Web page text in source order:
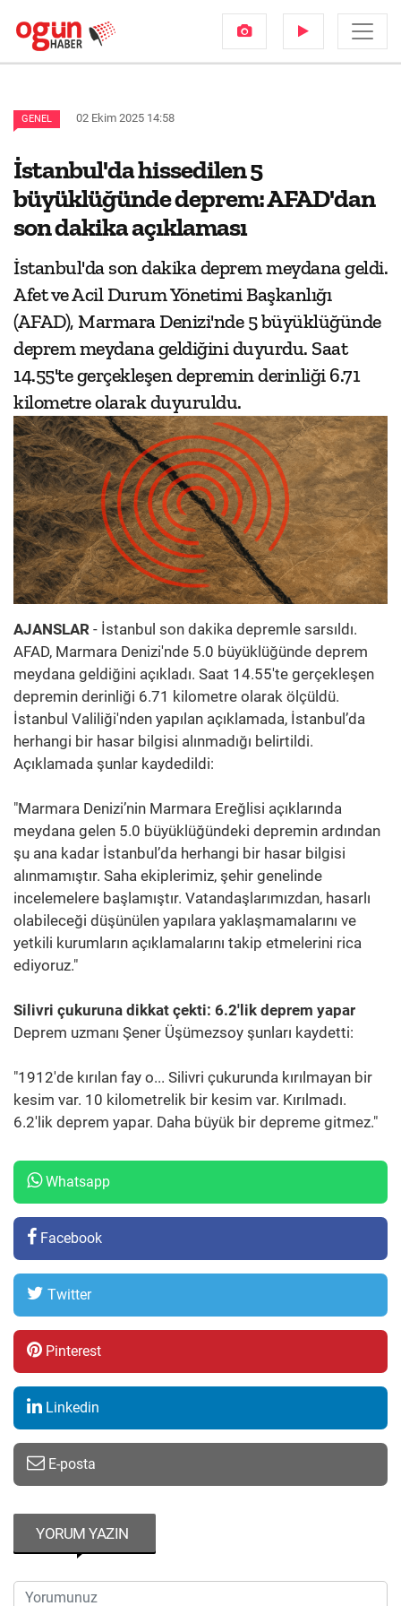
GENEL 02 Ekim 2025 14:58
İstanbul'da hissedilen 5
büyüklüğünde deprem: AFAD'dan
son dakika açıklaması
İstanbul'da son dakika deprem meydana geldi.
Afet ve Acil Durum Yönetimi Başkanlığı
(AFAD), Marmara Denizi'nde 5 büyüklüğünde
deprem meydana geldiğini duyurdu. Saat
14.55'te gerçekleşen depremin derinliği 6.71
kilometre olarak duyuruldu.
AJANSLAR - İstanbul son dakika depremle sarsıldı.
AFAD, Marmara Denizi'nde 5.0 büyüklüğünde deprem
meydana geldiğini açıkladı. Saat 14.55'te gerçekleşen
depremin derinliği 6.71 kilometre olarak ölçüldü.
İstanbul Valiliği'nden yapılan açıklamada, İstanbul’da
herhangi bir hasar bilgisi alınmadığı belirtildi.
Açıklamada şunlar kaydedildi:
"Marmara Denizi’nin Marmara Ereğlisi açıklarında
meydana gelen 5.0 büyüklüğündeki depremin ardından
şu ana kadar İstanbul’da herhangi bir hasar bilgisi
alınmamıştır. Saha ekiplerimiz, şehir genelinde
incelemelere başlamıştır. Vatandaşlarımızdan, hasarlı
olabileceği düşünülen yapılara yaklaşmamalarını ve
yetkili kurumların açıklamalarını takip etmelerini rica
ediyoruz."
Silivri çukuruna dikkat çekti: 6.2'lik deprem yapar
Deprem uzmanı Şener Üşümezsoy şunları kaydetti:
"1912'de kırılan fay o... Silivri çukurunda kırılmayan bir
kesim var. 10 kilometrelik bir kesim var. Kırılmadı.
6.2'lik deprem yapar. Daha büyük bir depreme gitmez."
Whatsapp
Facebook
Twitter
Pinterest
Linkedin
E-posta
YORUM YAZIN